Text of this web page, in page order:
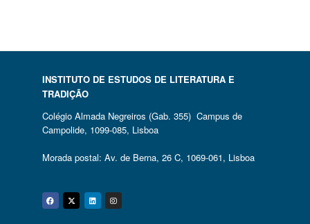
INSTITUTO DE ESTUDOS DE LITERATURA E
TRADIÇÃO
Colégio Almada Negreiros (Gab. 355) Campus de
Campolide, 1099-085, Lisboa
Morada postal: Av. de Berna, 26 C, 1069-061, Lisboa
Facebook
Twitter
Linkedin
Instagram